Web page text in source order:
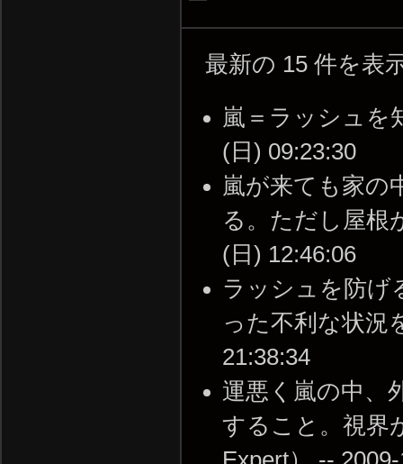
最新の 15 件を表
嵐＝ラッシュを
(日) 09:23:30
嵐が来ても家の
る。ただし屋根
(日) 12:46:06
ラッシュを防げ
った不利な状況
21:38:34
運悪く嵐の中、
すること。視界